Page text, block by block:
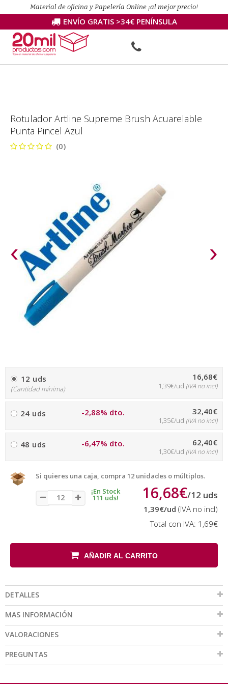
Material de oficina y Papelería Online ¡al mejor precio!
ENVÍO GRATIS >34€ PENÍNSULA
Rotulador Artline Supreme Brush Acuarelable
Punta Pincel Azul
(0)
‹ ›
12 uds
(Cantidad mínima)
16,68€
1,39€/ud (IVA no incl)
24 uds -2,88% dto. 32,40€
1,35€/ud (IVA no incl)
48 uds -6,47% dto. 62,40€
1,30€/ud (IVA no incl)
Si quieres una caja, compra 12 unidades o múltiplos.
¡En Stock
111 uds! 16,68€/12 uds
1,39€/ud (IVA no incl)
Total con IVA: 1,69€
AÑADIR AL CARRITO
DETALLES
MAS INFORMACIÓN
VALORACIONES
PREGUNTAS